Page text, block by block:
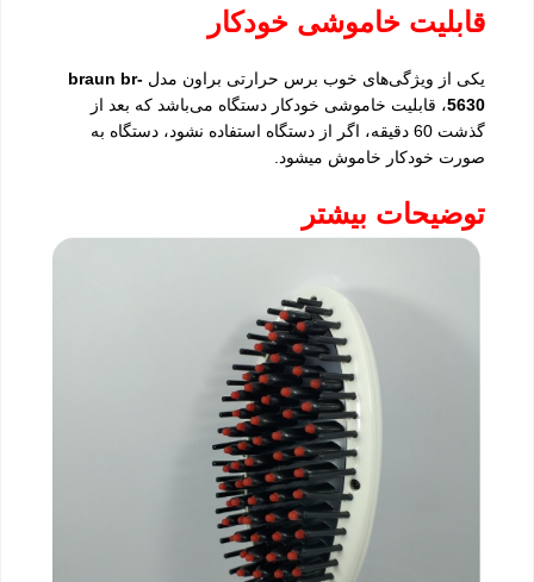
قابلیت خاموشی خودکار
یکی از ویژگی‌های خوب برس حرارتی براون مدل braun br-
5630، قابلیت خاموشی خودکار دستگاه می‌باشد که بعد از
گذشت 60 دقیقه، اگر از دستگاه استفاده نشود، دستگاه به
صورت خودکار خاموش میشود.
توضیحات بیشتر